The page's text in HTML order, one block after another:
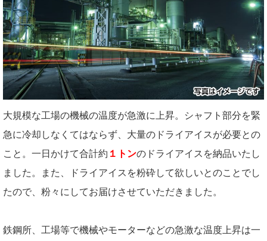
大規模な工場の機械の温度が急激に上昇。シャフト部分を緊
急に冷却しなくてはならず、大量のドライアイスが必要との
こと。一日かけて合計約 １トンのドライアイスを納品いたし
ました。また、ドライアイスを粉砕して欲しいとのことでし
たので、粉々にしてお届けさせていただきました。
鉄鋼所、工場等で機械やモーターなどの急激な温度上昇は一